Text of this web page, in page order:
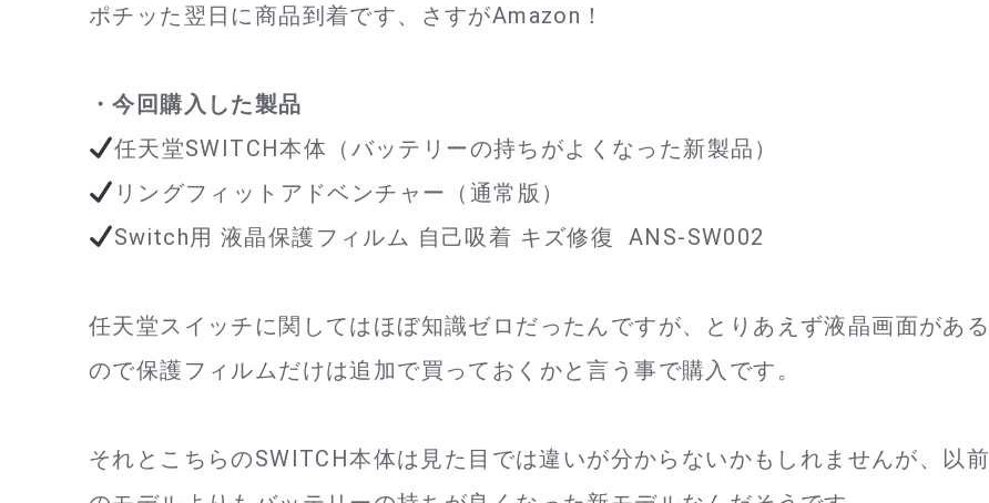
ポチッた翌日に商品到着です、さすがAmazon！
・今回購入した製品
任天堂SWITCH本体（バッテリーの持ちがよくなった新製品）
リングフィットアドベンチャー（通常版）
Switch用 液晶保護フィルム 自己吸着 キズ修復 ANS-SW002
任天堂スイッチに関してはほぼ知識ゼロだったんですが、とりあえず液晶画面がある
ので保護フィルムだけは追加で買っておくかと言う事で購入です。
それとこちらのSWITCH本体は見た目では違いが分からないかもしれませんが、以前